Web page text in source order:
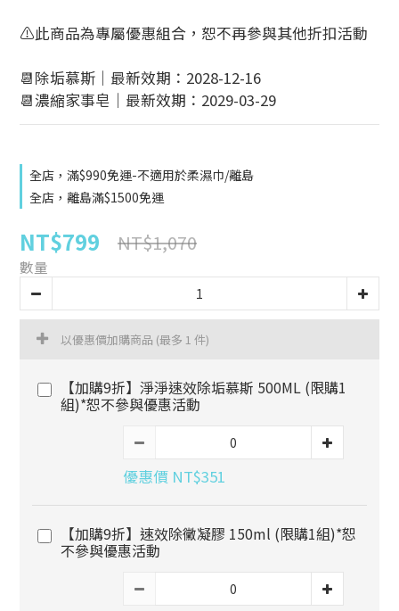
⚠️此商品為專屬優惠組合，恕不再參與其他折扣活動
📆除垢慕斯｜最新效期：2028-12-16
📆濃縮家事皂｜最新效期：2029-03-29
全店，滿$990免運-不適用於柔濕巾/離島
全店，離島滿$1500免運
NT$799 NT$1,070
數量
以優惠價加購商品 (最多 1 件)
【加購9折】淨淨速效除垢慕斯 500ML (限購1
組)*恕不參與優惠活動
優惠價 NT$351
【加購9折】速效除黴凝膠 150ml (限購1組)*恕
不參與優惠活動